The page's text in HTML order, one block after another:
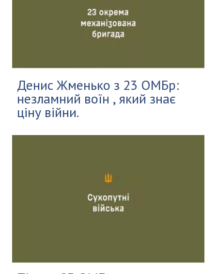
Денис Жменько з 23 ОМБр:
незламний воїн , який знає
ціну війни.